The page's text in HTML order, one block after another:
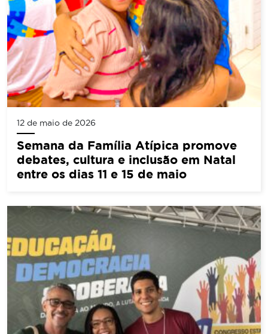
12 de maio de 2026
Semana da Família Atípica promove
debates, cultura e inclusão em Natal
entre os dias 11 e 15 de maio